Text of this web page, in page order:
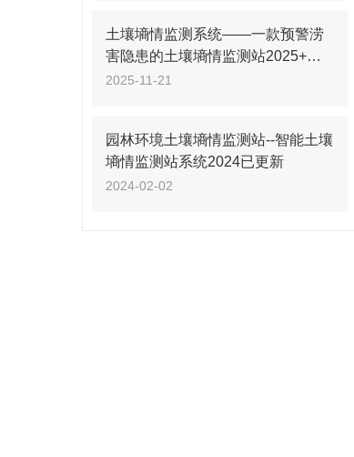
土壤墒情监测系统——一款预警涝
害隐患的土壤墒情监测站2025+派
+送
2025-11-21
园林环境土壤墒情监测站--智能土壤
墒情监测站系统2024已更新
2024-02-02